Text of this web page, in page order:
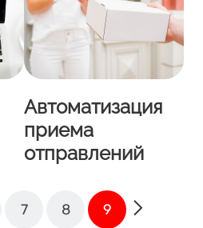
Автоматизация
приема
отправлений
7 8 9